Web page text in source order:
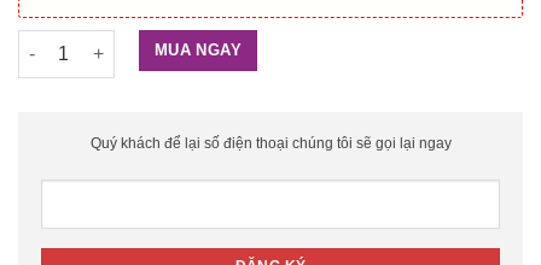
Đầu đọc mã vạch Zebra DS8108 số lượng
MUA NGAY
Quý khách để lại số điện thoại chúng tôi sẽ gọi lại ngay